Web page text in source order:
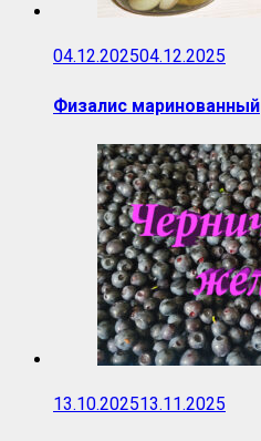
04.12.202504.12.2025
Физалис маринованный
13.10.202513.11.2025